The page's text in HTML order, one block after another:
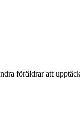
föräldrar att